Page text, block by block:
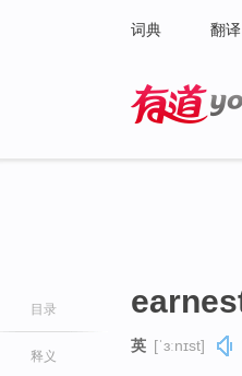
词典 翻译
目录
释义
英 [ˈɜːnɪst]